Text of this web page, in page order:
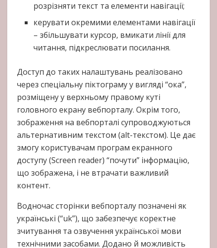
розрізняти текст та елементи навігації;
керувати окремими елементами навігації
– збільшувати курсор, вмикати лінії для
читання, підкреслювати посилання.
Доступ до таких налаштувань реалізовано
через спеціальну піктограму у вигляді “ока”,
розміщену у верхньому правому куті
головного екрану вебпорталу. Окрім того,
зображення на вебпорталі супроводжуються
альтернативним текстом (alt-текстом). Це дає
змогу користувачам програм екранного
доступу (Screen reader) “почути” інформацію,
що зображена, і не втрачати важливий
контент.
Водночас сторінки вебпорталу позначені як
українські (“uk”), що забезпечує коректне
зчитування та озвучення української мови
технічними засобами. Додано й можливість